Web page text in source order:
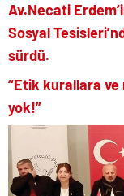
Av.Necati
Sosyal
sürdü.
“Etik kurallara ve
yok!”